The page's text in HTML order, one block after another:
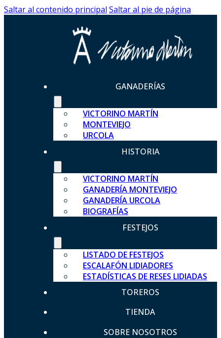
Saltar al contenido principal Saltar al pie de página
GANADERÍAS
VICTORINO MARTÍN
MONTEVIEJO
URCOLA
HISTORIA
VICTORINO MARTÍN
GANADERÍA MONTEVIEJO
GANADERÍA URCOLA
BIOGRAFÍAS
FESTEJOS
LISTADO DE FESTEJOS
ESCALAFÓN LIDIADORES
ESTADÍSTICAS DE RESES LIDIADAS
TOREROS
TIENDA
SOBRE NOSOTROS